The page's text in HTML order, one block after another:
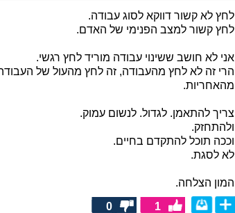
לחץ לא קשור דווקא לסוג עבודה.
לחץ קשור למצב הפנימי של האדם.
אני לא חושב ששינוי עבודה מוריד לחץ רגשי.
הרי זה לא לחץ מהעבודה, זה לחץ מהעול של
מהאחריות.
צריך להתאמן. לגדול. לנשום עמוק.
ולהתחזק.
וככה תוכל להתקדם בחיים.
לא לסגת.
המון הצלחה.
1
0